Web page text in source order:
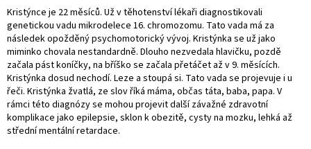
Kristýnce je 22 měsíců. Už v těhotenství lékaři diagnostikovali
genetickou vadu mikrodelece 16. chromozomu. Tato vada má za
následek opožděný psychomotorický vývoj. Kristýnka se už jako
miminko chovala nestandardně. Dlouho nezvedala hlavičku, pozdě
začala pást koníčky, na bříško se začala přetáčet až v 9. měsících.
Kristýnka dosud nechodí. Leze a stoupá si. Tato vada se projevuje i u
řeči. Kristýnka žvatlá, ze slov říká máma, občas táta, baba, papa. V
rámci této diagnózy se mohou projevit další závažné zdravotní
komplikace jako epilepsie, sklon k obezitě, cysty na mozku, lehká až
střední mentální retardace.